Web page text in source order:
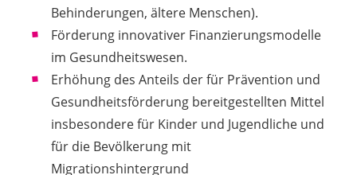
Behinderungen, ältere Menschen).
Förderung innovativer Finanzierungsmodelle
im Gesundheitswesen.
Erhöhung des Anteils der für Prävention und
Gesundheitsförderung bereitgestellten Mittel
insbesondere für Kinder und Jugendliche und
für die Bevölkerung mit
Migrationshintergrund